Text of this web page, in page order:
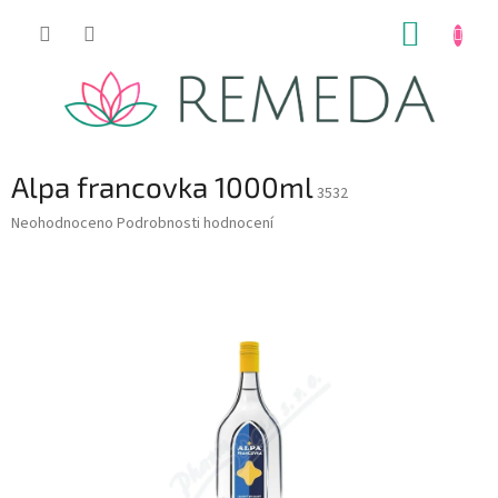
Alpa francovka 1000ml3532
Průměrné
Neohodnoceno Podrobnosti hodnocení